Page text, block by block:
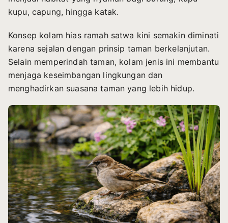
kupu, capung, hingga katak.
Konsep kolam hias ramah satwa kini semakin diminati
karena sejalan dengan prinsip taman berkelanjutan.
Selain memperindah taman, kolam jenis ini membantu
menjaga keseimbangan lingkungan dan
menghadirkan suasana taman yang lebih hidup.